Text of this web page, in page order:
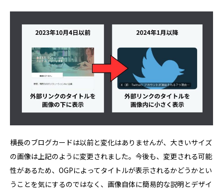
横長のブログカードは以前と変化はありませんが、大きいサイズ
の画像は上記のように変更されました。今後も、変更される可能
性があるため、OGPによってタイトルが表示されるかどうかとい
うことを気にするのではなく、画像自体に簡易的な説明とデザイ